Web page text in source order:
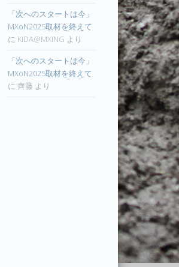
「次へのスタートは今」
MXoN2025取材を終えて
に KIDA@MXING より
「次へのスタートは今」
MXoN2025取材を終えて
に 齊藤 より